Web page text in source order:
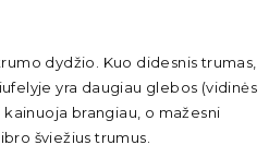
dydžio. Kuo didesnis trumas,
yra daugiau glebos (vidinės
brangiau, o mažesni
šviežius trumus.